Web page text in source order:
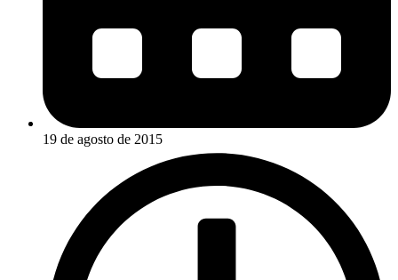
19 de agosto de 2015